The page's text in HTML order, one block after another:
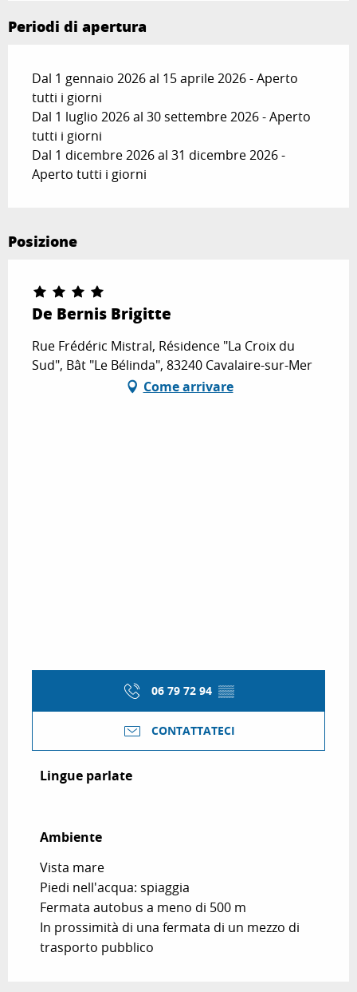
Periodi di apertura
Dal 1 gennaio 2026 al 15 aprile 2026 - Aperto
tutti i giorni
Dal 1 luglio 2026 al 30 settembre 2026 - Aperto
tutti i giorni
Dal 1 dicembre 2026 al 31 dicembre 2026 -
Aperto tutti i giorni
Posizione
De Bernis Brigitte
Rue Frédéric Mistral, Résidence "La Croix du
Sud", Bât "Le Bélinda", 83240 Cavalaire-sur-Mer
Come arrivare
06 79 72 94 ▒▒
CONTATTATECI
Lingue parlate
Lingue parlate
Ambiente
Ambiente
Vista mare
Piedi nell'acqua: spiaggia
Fermata autobus a meno di 500 m
In prossimità di una fermata di un mezzo di
trasporto pubblico